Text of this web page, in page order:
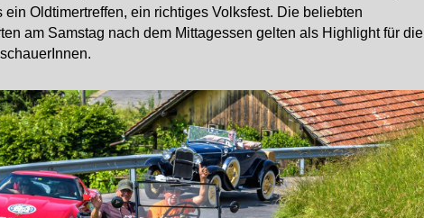
ein Oldtimertreffen, ein richtiges Volksfest. Die beliebten
am Samstag nach dem Mittagessen gelten als Highlight für die